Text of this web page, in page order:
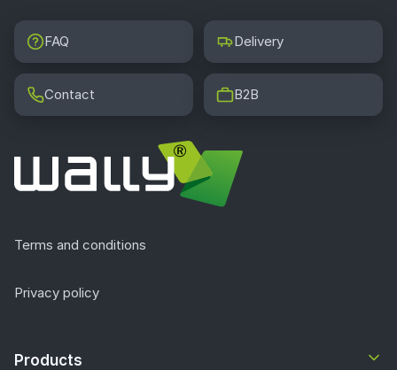
FAQ Delivery
Contact B2B
Terms and conditions
Privacy policy
Products